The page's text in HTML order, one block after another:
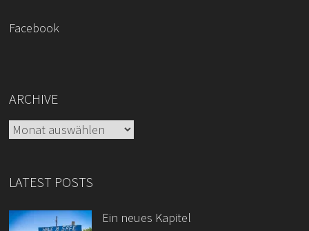
Facebook
ARCHIVE
Archive
LATEST POSTS
Ein neues Kapitel